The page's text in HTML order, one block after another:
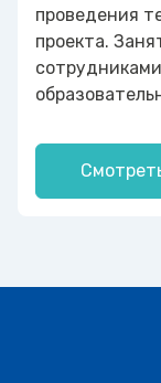
проведения
проекта.